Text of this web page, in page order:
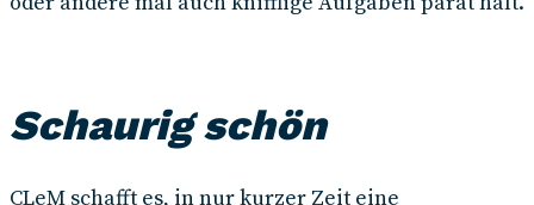
Schaurig schön
CLeM schafft es, in nur kurzer Zeit eine